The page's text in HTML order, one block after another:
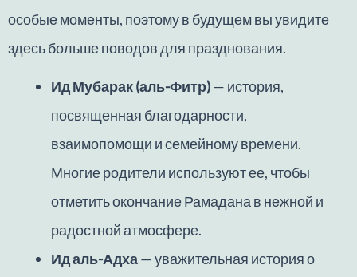
особые моменты, поэтому в будущем вы увидите
здесь больше поводов для празднования.
Ид Мубарак (аль-Фитр)— история,
посвященная благодарности,
взаимопомощи и семейному времени.
Многие родители используют ее, чтобы
отметить окончание Рамадана в нежной и
радостной атмосфере.
Ид аль-Адха— уважительная история о